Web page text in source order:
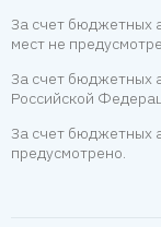
За счет бюджетных
мест не
За счет бюджетных
Российской
За счет бюджетных
предусмотрено.